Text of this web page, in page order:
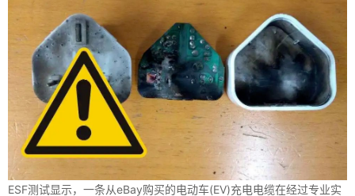
ESF测试显示，一条从eBay购买的电动车(EV)充电电缆在经过专业实